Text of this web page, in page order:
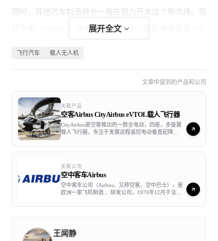
同时，其他汽车制造商也一直在努力开发这个新市场。现
代汽车（Hyundai）今年1月承诺在2025年前将会投资15亿
元；吉利汽车（Geely）及戴姆勒汽车（Daimler）则投资了
德国的飞机制造商Volocopter；大众汽车集团
（Volkswagen）旗下的保时捷（Porsche）也在与波音公司
（Boeing）合作开发电动载人飞行器。
展开全文
飞行汽车 载人无人机
文章中提到的产品和公司
关联产品
空客Airbus CityAirbus eVTOL载人飞行器
CityAirbus是空客推出的一款全电动，四座，多旋翼
载人飞行器，专注于发展远程遥控电动垂直起降
于2019年5月进行了首次起飞。
关联公司
空中客车Airbus
空中客车公司（Airbus，又称空客、空中巴士），是
欧洲一家飞机制造 、研发公司，1970年12月于法国
（EADS）100%持有。
王闻静